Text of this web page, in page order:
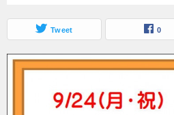
Tweet 0